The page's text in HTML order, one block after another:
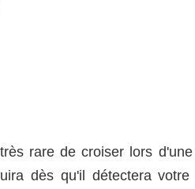
rare de croiser lors
dès qu'il détectera